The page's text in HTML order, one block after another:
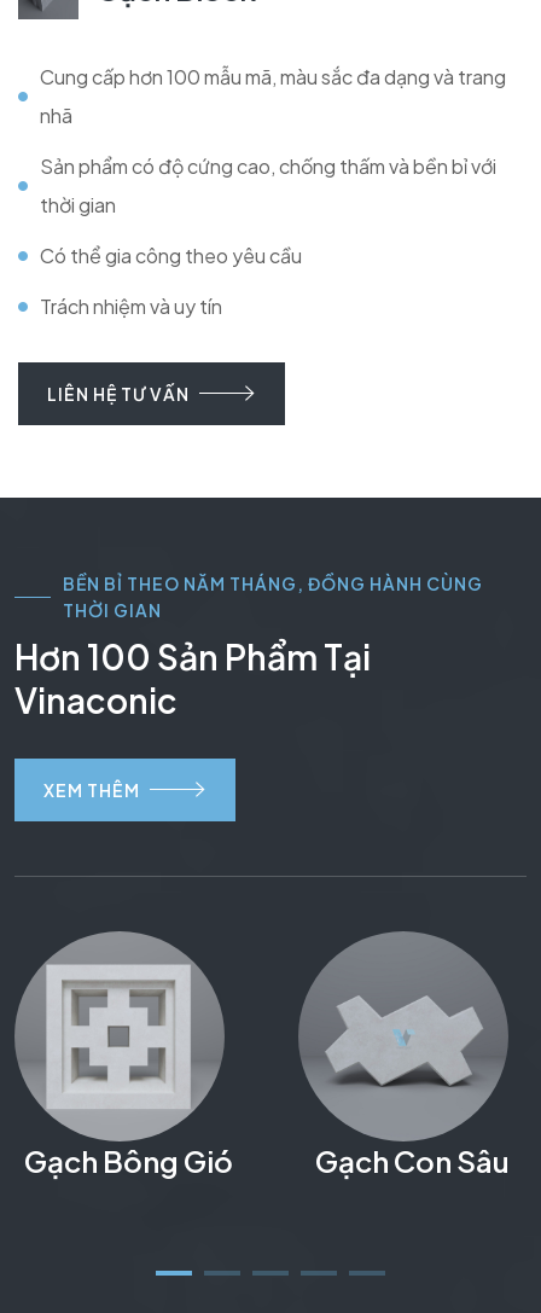
Cung cấp hơn 100 mẫu mã, màu sắc đa dạng và trang
nhã
Sản phẩm có độ cứng cao, chống thấm và bền bỉ với
thời gian
Có thể gia công theo yêu cầu
Trách nhiệm và uy tín
LIÊN HỆ TƯ VẤN
BỀN BỈ THEO NĂM THÁNG, ĐỒNG HÀNH CÙNG
THỜI GIAN
Hơn 100 Sản Phẩm Tại
Vinaconic
XEM THÊM
Gạch Bông Gió Gạch Con Sâu